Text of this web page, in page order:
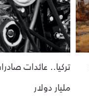
مليار دولار